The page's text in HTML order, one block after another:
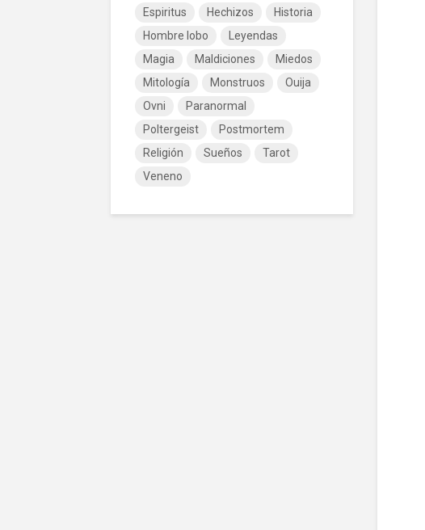
Espiritus
Hechizos
Historia
Hombre lobo
Leyendas
Magia
Maldiciones
Miedos
Mitología
Monstruos
Ouija
Ovni
Paranormal
Poltergeist
Postmortem
Religión
Sueños
Tarot
Veneno